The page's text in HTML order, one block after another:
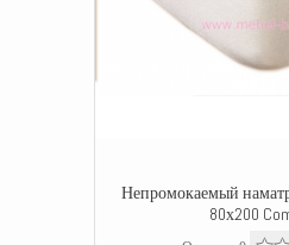
Непромокаемый
80х200